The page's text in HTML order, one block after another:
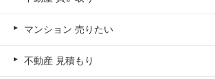
マンション 売りたい
不動産 見積もり